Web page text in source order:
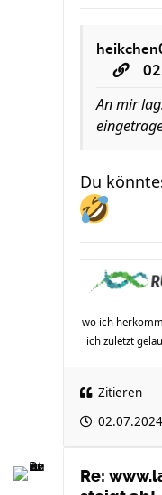
An mir
Du
wo ich
ich zuletzt
Zitieren
Re: